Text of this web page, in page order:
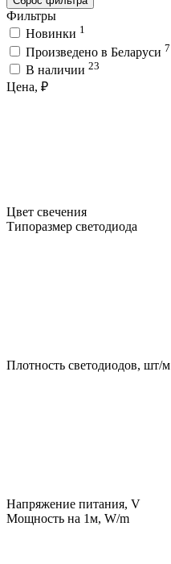
Фильтры
Новинки 1
Произведено в Беларуси 7
В наличии 23
Цена, ₽
Цвет свечения
Типоразмер светодиода
Плотность светодиодов, шт/м
Напряжение питания, V
Мощность на 1м, W/m